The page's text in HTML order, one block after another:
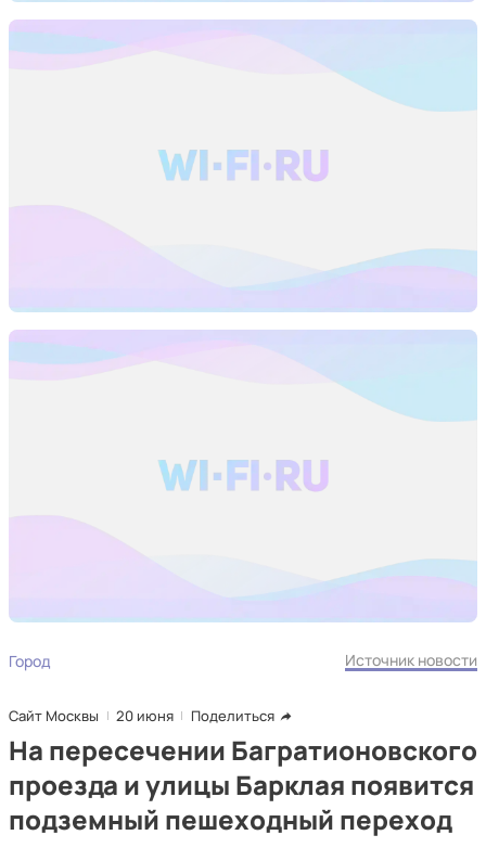
Город Источник новости
Сайт Москвы 20 июня Поделиться
На пересечении Багратионовского
проезда и улицы Барклая появится
подземный пешеходный переход